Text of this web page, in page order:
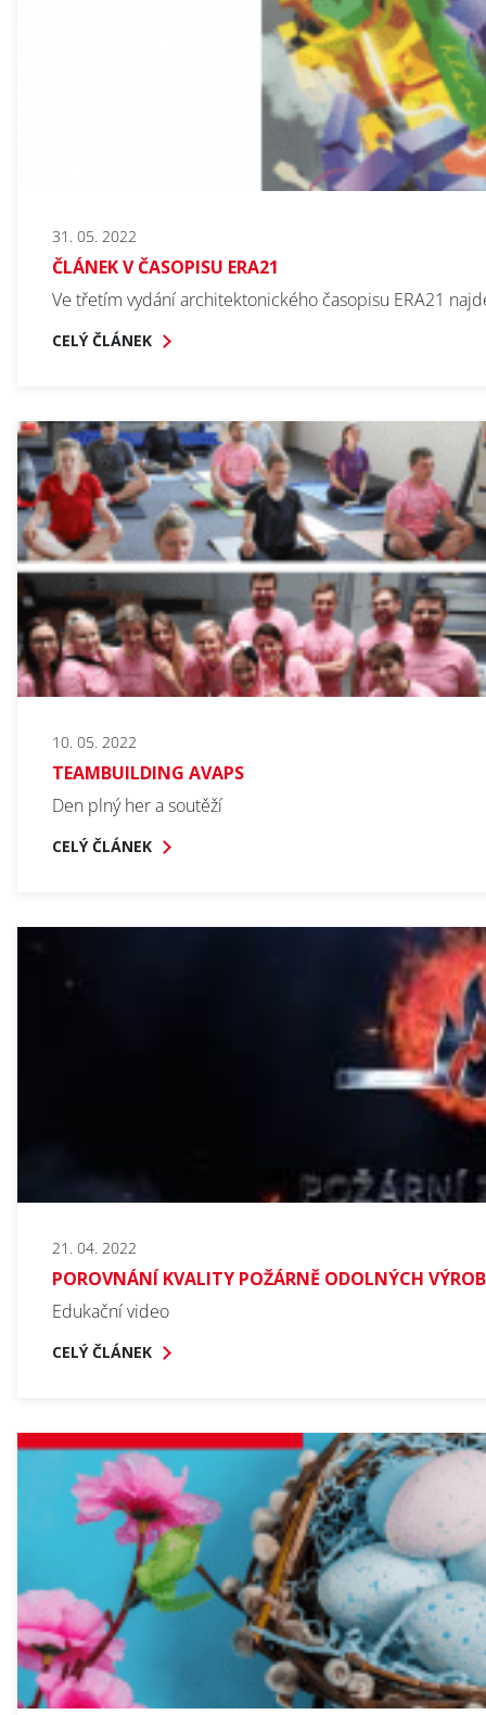
31. 05. 2022
ČLÁNEK V ČASOPISU ERA21
Ve třetím vydání architektonického časopisu ERA21
CELÝ ČLÁNEK
10. 05. 2022
TEAMBUILDING AVAPS
Den plný her a soutěží
CELÝ ČLÁNEK
21. 04. 2022
POROVNÁNÍ KVALITY POŽÁRNĚ ODOLNÝCH
Edukační video
CELÝ ČLÁNEK